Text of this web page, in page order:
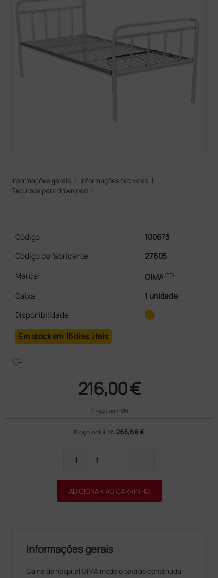
Informações gerais | Informações técnicas |
Recursos para download |
Código:
100673
Código do fabricante
27605
Marca:
GIMAlink
Caixa:
1 unidade
Disponibilidade:
Em stock em 15 dias úteis
heart_plus
216,00 €
(Preço sem IVA)
Preço inclui IVA 265,68 €
add remove
ADICIONAR AO CARRINHO
Informações gerais
Cama de hospital GIMA modelo padrão construída